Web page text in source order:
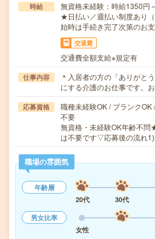
時給
無資格未経験：時給1350
★日払い／週払い制度あり
始時は手続き完了次第のお支
交通費
交通費全額支給※規定有
仕事内容
＊入居者の方の「ありがと
にする介護のお仕事です。
応募資格
職種未経験OK / ブランク
不要
無資格・未経験OK年齢不
は不要です▽応募後の流れ
職場の雰囲気
年齢層
20代
30代
男女比率
女性